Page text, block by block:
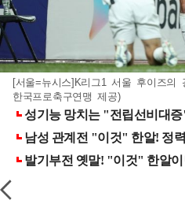
[서울=뉴시스]K리그1 서울 후이즈
한국프로축구연맹 제공)